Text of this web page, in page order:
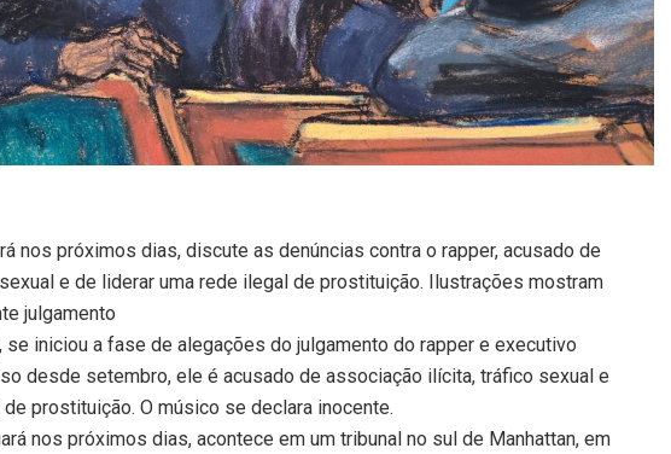
nos próximos dias, discute as denúncias contra o rapper, acusado de
e de liderar uma rede ilegal de prostituição. Ilustrações mostram
julgamento
iniciou a fase de alegações do julgamento do rapper e executivo
desde setembro, ele é acusado de associação ilícita, tráfico sexual e
prostituição. O músico se declara inocente.
nos próximos dias, acontece em um tribunal no sul de Manhattan, em